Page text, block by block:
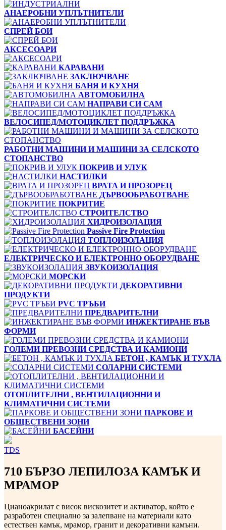
АНАЕРОБНИ УПЛЪТНИТЕЛИ
СПРЕЙ БОИ
АКСЕСОАРИ
КАРАВАНИ
ЗАКЛЮЧВАНЕ
БАНЯ И КУХНЯ
АВТОМОБИЛНА
НАПРАВИ СИ САМ
ВЕЛОСИПЕД/МОТОЦИКЛЕТ ПОДДРЪЖКА
РАБОТНИ МАШИНИ И МАШИНИ ЗА СЕЛСКОТО
СТОПАНСТВО
ПОКРИВ И УЛУК
НАСТИЛКИ
ВРАТА И ПРОЗОРЕЦ
ДЪРВООБРАБОТВАНЕ
ПОКРИТИЕ
СТРОИТЕЛСТВО
ХИДРОИЗОЛАЦИЯ
Passive Fire Protection
ТОПЛОИЗОЛАЦИЯ
ЕЛЕКТРИЧЕСКО И ЕЛЕКТРОННО ОБОРУДВАНЕ
ЗВУКОИЗОЛАЦИЯ
МОРСКИ
ДЕКОРАТИВНИ
ПРОДУКТИ
PVC ТРЪБИ
ПРЕДВАРИТЕЛНИ
ИНЖЕКТИРАНЕ ВЪВ
ФОРМИ
ГОЛЕМИ ПРЕВОЗНИ СРЕДСТВА И КАМИОНИ
БЕТОН , КАМЪК И ТУХЛА
СОЛАРНИ СИСТЕМИ
ОТОПЛИТЕЛНИ , ВЕНТИЛАЦИОННИ И
КЛИМАТИЧНИ СИСТЕМИ
ПАРКОВЕ И
ОБЩЕСТВЕНИ ЗОНИ
БАСЕЙНИ
TDS
710 БЪРЗО ЛЕПИЛОЗА КАМЪК И
МРАМОP
Цианоакрилат с висок вискозитет и активатор, който е
разработен специално за залепване на материали като
естествен камък, мрамор, гранит и декоративни камъни.